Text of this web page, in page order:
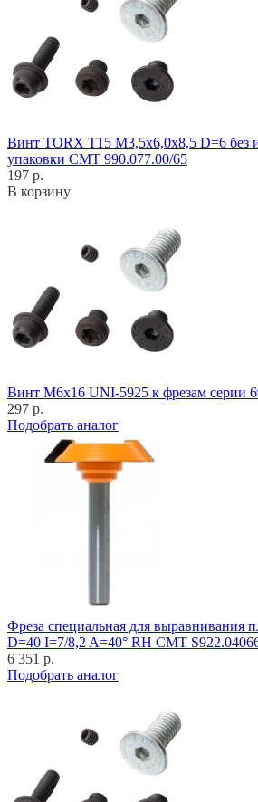
Винт TORX T15 M3,5x6,0x8,5 D=6 без
упаковки CMT 990.077.00/65
197 р.
В корзину
Винт M6x16 UNI-5925 к фрезам серии
297 р.
Подобрать аналог
Фреза специальная для выравнивания
D=40 I=7/8,2 A=40° RH CMT
6 351 р.
Подобрать аналог